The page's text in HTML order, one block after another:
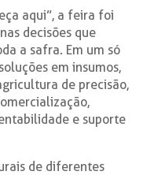
aqui”, a feira foi
decisões que
a safra. Em um só
em insumos,
de precisão,
e suporte
de diferentes